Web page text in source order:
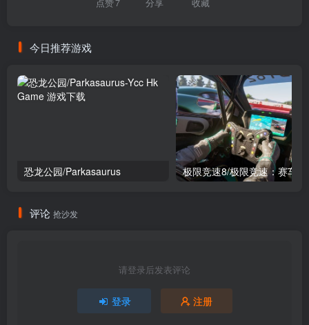
今日推荐游戏
恐龙公园/Parkasaurus
评论 抢沙发
请登录后发表评论
登录 注册